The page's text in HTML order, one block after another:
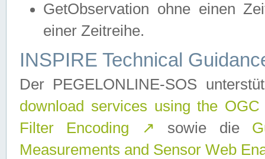
GetObservation ohne einen
einer Zeitreihe.
INSPIRE Technical
Der PEGELONLINE-SOS
download services using the
Filter Encoding
↗ sowie die
Measurements and Sensor Web